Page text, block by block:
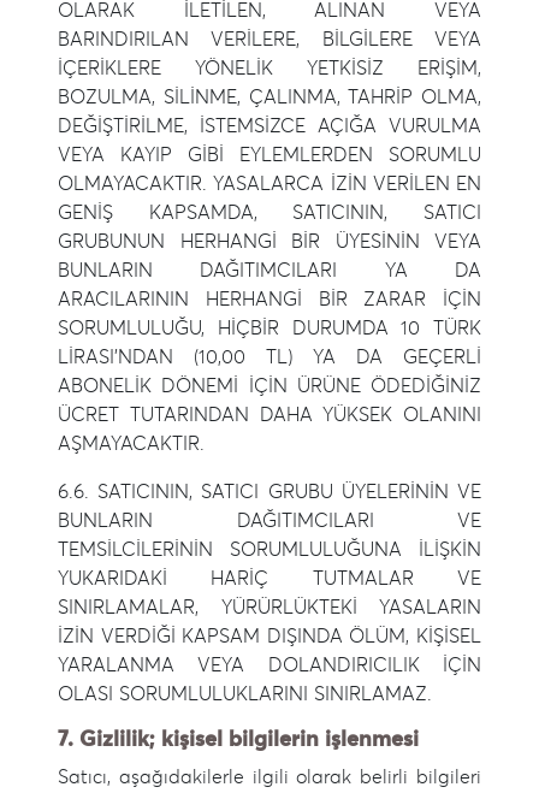
OLARAK İLETİLEN, ALINAN VEYA
BARINDIRILAN VERİLERE, BİLGİLERE VEYA
İÇERİKLERE YÖNELİK YETKİSİZ ERİŞİM,
BOZULMA, SİLİNME, ÇALINMA, TAHRİP OLMA,
DEĞİŞTİRİLME, İSTEMSİZCE AÇIĞA VURULMA
VEYA KAYIP GİBİ EYLEMLERDEN SORUMLU
OLMAYACAKTIR. YASALARCA İZİN VERİLEN EN
GENİŞ KAPSAMDA, SATICININ, SATICI
GRUBUNUN HERHANGİ BİR ÜYESİNİN VEYA
BUNLARIN DAĞITIMCILARI YA DA
ARACILARININ HERHANGİ BİR ZARAR İÇİN
SORUMLULUĞU, HİÇBİR DURUMDA 10 TÜRK
LİRASI'NDAN (10,00 TL) YA DA GEÇERLİ
ABONELİK DÖNEMİ İÇİN ÜRÜNE ÖDEDİĞİNİZ
ÜCRET TUTARINDAN DAHA YÜKSEK OLANINI
AŞMAYACAKTIR.
6.6. SATICININ, SATICI GRUBU ÜYELERİNİN VE
BUNLARIN DAĞITIMCILARI VE
TEMSİLCİLERİNİN SORUMLULUĞUNA İLİŞKİN
YUKARIDAKİ HARİÇ TUTMALAR VE
SINIRLAMALAR, YÜRÜRLÜKTEKİ YASALARIN
İZİN VERDİĞİ KAPSAM DIŞINDA ÖLÜM, KİŞİSEL
YARALANMA VEYA DOLANDIRICILIK İÇİN
OLASI SORUMLULUKLARINI SINIRLAMAZ.
7. Gizlilik; kişisel bilgilerin işlenmesi
Satıcı, aşağıdakilerle ilgili olarak belirli bilgileri